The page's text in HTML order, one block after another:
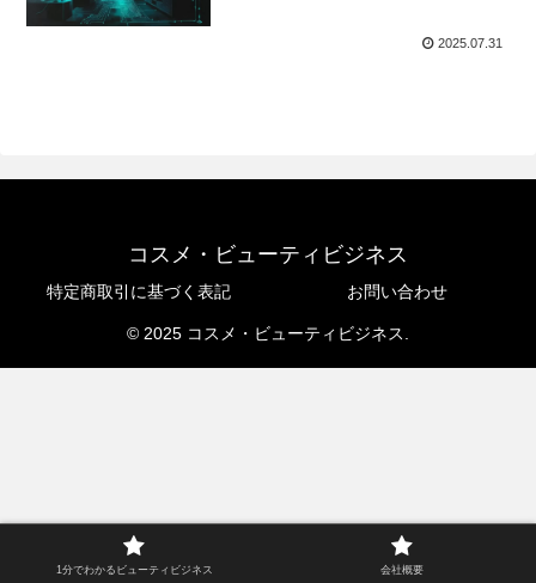
2025.07.31
コスメ・ビューティビジネス
特定商取引に基づく表記 お問い合わせ
© 2025 コスメ・ビューティビジネス.
1分でわかるビューティビジネス 会社概要